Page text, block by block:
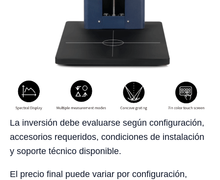
La inversión debe evaluarse según configuración,
accesorios requeridos, condiciones de instalación
y soporte técnico disponible.
El precio final puede variar por configuración,